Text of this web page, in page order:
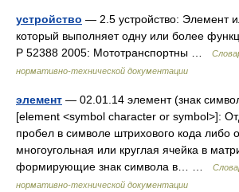
устройство — 2.5 устройство: Элемент
который выполняет одну или более
Р 52388 2005: Мототранспортны …
нормативно-технической документации
элемент — 02.01.14 элемент (знак
[element <symbol character or symbol>]:
пробел в символе штрихового кода либо
многоугольная или круглая ячейка в
формирующие знак символа в… …
нормативно-технической документации